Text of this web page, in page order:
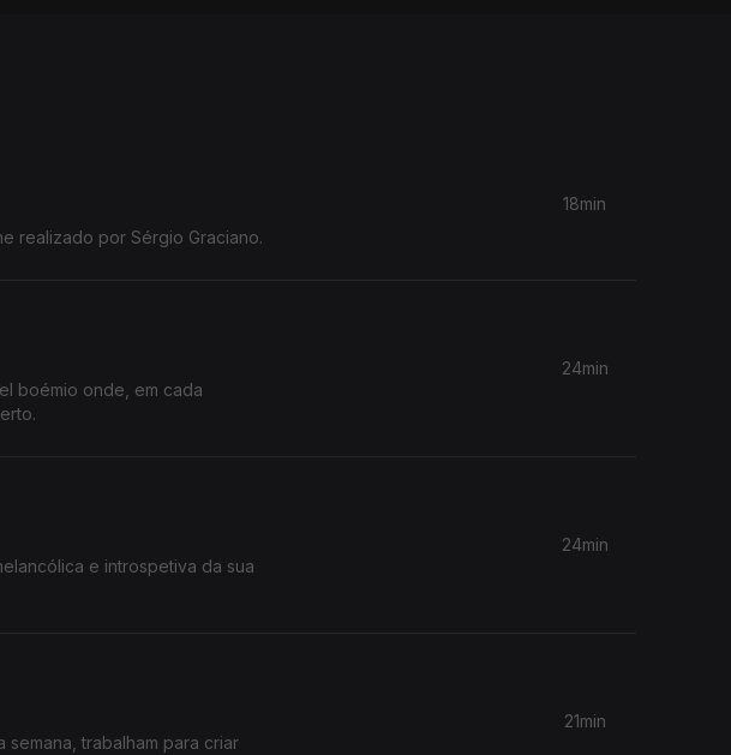
realizado por Sérgio Graciano.
18min
boémio onde, em cada
24min
e introspetiva da sua
24min
trabalham para criar
21min